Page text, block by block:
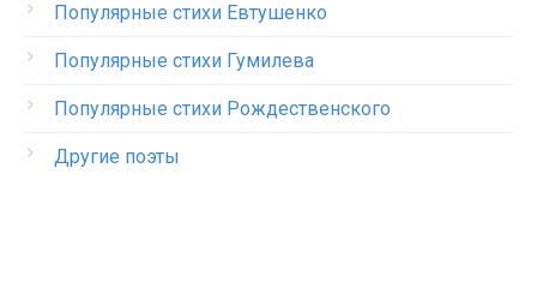
Популярные стихи Евтушенко
Популярные стихи Гумилева
Популярные стихи Рождественского
Другие поэты